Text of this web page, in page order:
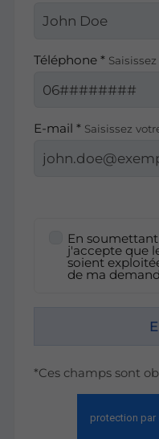
Téléphone *
E-mail * Saisissez
En
j'accepte que
soient
de ma
*Ces champs sont